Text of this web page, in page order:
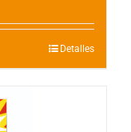
Detalles